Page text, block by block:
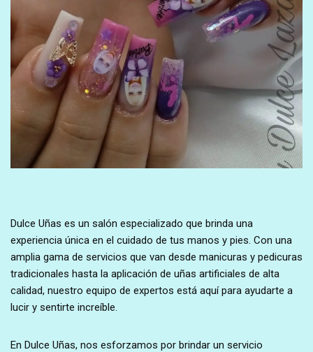
Dulce Uñas es un salón especializado que brinda una
experiencia única en el cuidado de tus manos y pies. Con una
amplia gama de servicios que van desde manicuras y pedicuras
tradicionales hasta la aplicación de uñas artificiales de alta
calidad, nuestro equipo de expertos está aquí para ayudarte a
lucir y sentirte increíble.
En Dulce Uñas, nos esforzamos por brindar un servicio